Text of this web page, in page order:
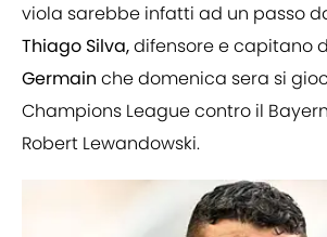
viola sarebbe infatti ad un passo
Thiago Silva,difensore e capitano
Germain che domenica sera si
Champions League contro il
Robert Lewandowski.